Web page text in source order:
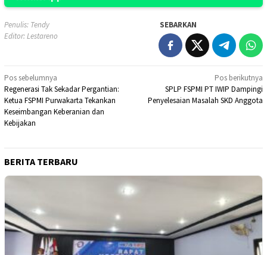
Penulis: Tendy
Editor: Lestareno
SEBARKAN
Navigasi
pos
Pos sebelumnya
Regenerasi Tak Sekadar Pergantian:
Ketua FSPMI Purwakarta Tekankan
Keseimbangan Keberanian dan
Kebijakan
Pos berikutnya
SPLP FSPMI PT IWIP Dampingi
Penyelesaian Masalah SKD Anggota
BERITA TERBARU